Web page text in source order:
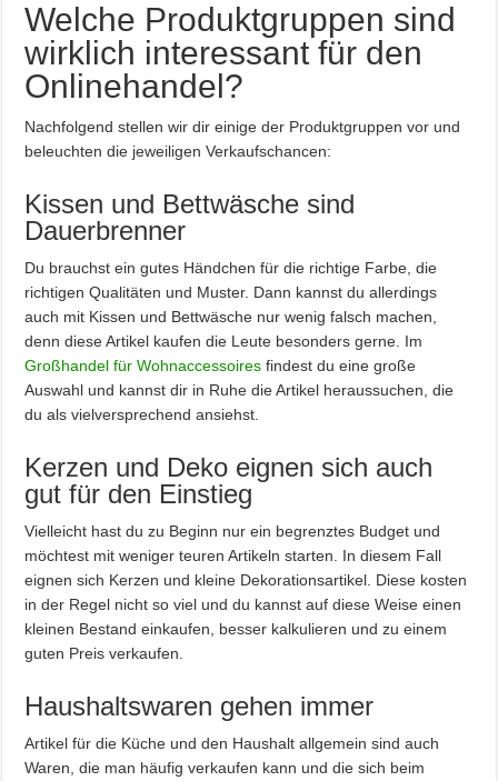
Welche Produktgruppen sind
wirklich interessant für den
Onlinehandel?
Nachfolgend stellen wir dir einige der Produktgruppen vor und
beleuchten die jeweiligen Verkaufschancen:
Kissen und Bettwäsche sind
Dauerbrenner
Du brauchst ein gutes Händchen für die richtige Farbe, die
richtigen Qualitäten und Muster. Dann kannst du allerdings
auch mit Kissen und Bettwäsche nur wenig falsch machen,
denn diese Artikel kaufen die Leute besonders gerne. Im
Großhandel für Wohnaccessoires findest du eine große
Auswahl und kannst dir in Ruhe die Artikel heraussuchen, die
du als vielversprechend ansiehst.
Kerzen und Deko eignen sich auch
gut für den Einstieg
Vielleicht hast du zu Beginn nur ein begrenztes Budget und
möchtest mit weniger teuren Artikeln starten. In diesem Fall
eignen sich Kerzen und kleine Dekorationsartikel. Diese kosten
in der Regel nicht so viel und du kannst auf diese Weise einen
kleinen Bestand einkaufen, besser kalkulieren und zu einem
guten Preis verkaufen.
Haushaltswaren gehen immer
Artikel für die Küche und den Haushalt allgemein sind auch
Waren, die man häufig verkaufen kann und die sich beim